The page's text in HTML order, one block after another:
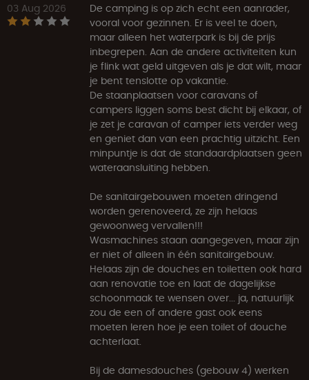
03 Aug 2026
De camping is op zich echt een aanrader,
vooral voor gezinnen. Er is veel te doen,
maar alleen het waterpark is bij de prijs
inbegrepen. Aan de andere activiteiten kun
je flink wat geld uitgeven als je dat wilt, maar
je bent tenslotte op vakantie.
De staanplaatsen voor caravans of
campers liggen soms best dicht bij elkaar, of
je zet je caravan of camper iets verder weg
en geniet dan van een prachtig uitzicht. Een
minpuntje is dat de standaardplaatsen geen
wateraansluiting hebben.
De sanitairgebouwen moeten dringend
worden gerenoveerd, ze zijn helaas
gewoonweg vervallen!!!
Wasmachines staan aangegeven, maar zijn
er niet of alleen in één sanitairgebouw.
Helaas zijn de douches en toiletten ook hard
aan renovatie toe en laat de dagelijkse
schoonmaak te wensen over... ja, natuurlijk
zou de een of andere gast ook eens
moeten leren hoe je een toilet of douche
achterlaat.
Bij de damesdouches (gebouw 4) werken